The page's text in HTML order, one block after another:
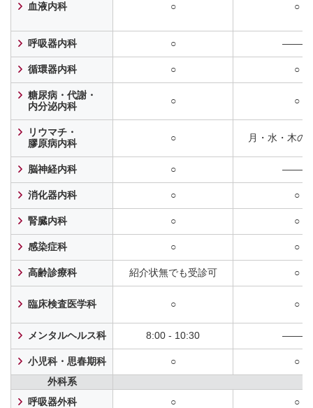
血液内科 ○ ○
呼吸器内科 ○ ―――
循環器内科 ○ ○
糖尿病・代謝・
内分泌内科
○ ○
リウマチ・
膠原病内科
○ 月・水・木の
脳神経内科 ○ ―――
消化器内科 ○ ○
腎臓内科 ○ ○
感染症科 ○ ○
高齢診療科 紹介状無でも受診可 ○
臨床検査医学科 ○ ○
メンタルヘルス科 8:00 - 10:30 ―――
小児科・思春期科 ○
○
外科系
呼吸器外科
○ ○